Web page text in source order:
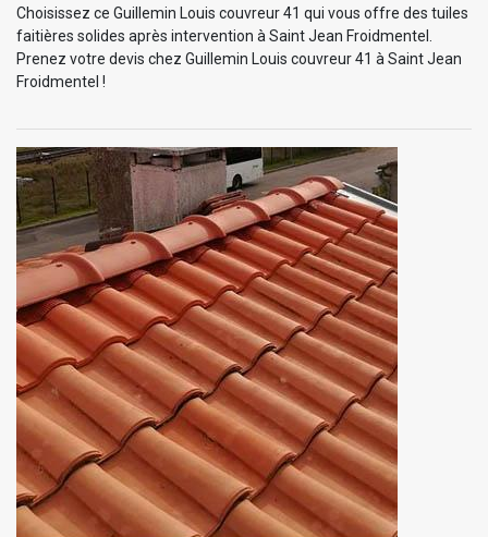
Choisissez ce Guillemin Louis couvreur 41 qui vous offre des tuiles
faitières solides après intervention à Saint Jean Froidmentel.
Prenez votre devis chez Guillemin Louis couvreur 41 à Saint Jean
Froidmentel !